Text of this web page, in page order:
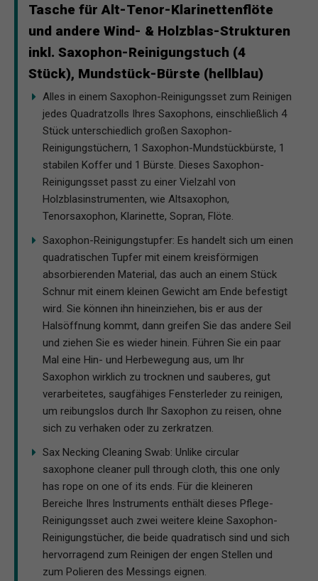
Tasche für Alt-Tenor-Klarinettenflöte
und andere Wind- & Holzblas-Strukturen
inkl. Saxophon-Reinigungstuch (4
Stück), Mundstück-Bürste (hellblau)
Alles in einem Saxophon-Reinigungsset zum Reinigen
jedes Quadratzolls Ihres Saxophons, einschließlich 4
Stück unterschiedlich großen Saxophon-
Reinigungstüchern, 1 Saxophon-Mundstückbürste, 1
stabilen Koffer und 1 Bürste. Dieses Saxophon-
Reinigungsset passt zu einer Vielzahl von
Holzblasinstrumenten, wie Altsaxophon,
Tenorsaxophon, Klarinette, Sopran, Flöte.
Saxophon-Reinigungstupfer: Es handelt sich um einen
quadratischen Tupfer mit einem kreisförmigen
absorbierenden Material, das auch an einem Stück
Schnur mit einem kleinen Gewicht am Ende befestigt
wird. Sie können ihn hineinziehen, bis er aus der
Halsöffnung kommt, dann greifen Sie das andere Seil
und ziehen Sie es wieder hinein. Führen Sie ein paar
Mal eine Hin- und Herbewegung aus, um Ihr
Saxophon wirklich zu trocknen und sauberes, gut
verarbeitetes, saugfähiges Fensterleder zu reinigen,
um reibungslos durch Ihr Saxophon zu reisen, ohne
sich zu verhaken oder zu zerkratzen.
Sax Necking Cleaning Swab: Unlike circular
saxophone cleaner pull through cloth, this one only
has rope on one of its ends. Für die kleineren
Bereiche Ihres Instruments enthält dieses Pflege-
Reinigungsset auch zwei weitere kleine Saxophon-
Reinigungstücher, die beide quadratisch sind und sich
hervorragend zum Reinigen der engen Stellen und
zum Polieren des Messings eignen.